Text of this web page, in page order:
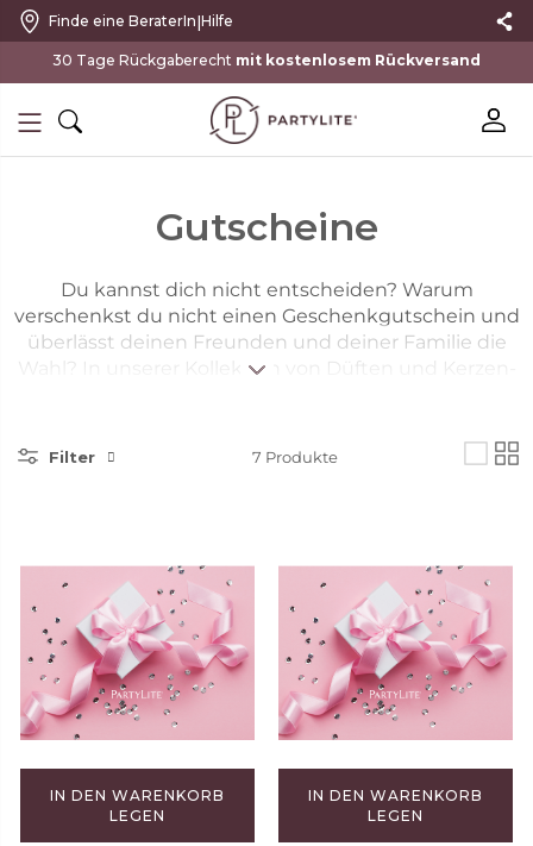
Finde eine BeraterIn|Hilfe
30 Tage Rückgaberecht mit kostenlosem Rückversand
Gutscheine
Du kannst dich nicht entscheiden? Warum
verschenkst du nicht einen Geschenkgutschein und
überlässt deinen Freunden und deiner Familie die
Wahl? In unserer Kollektion von Düften und Kerzen-
und Licht zu verbreiten.
Filter 7 Produkte
IN DEN WARENKORB
LEGEN
IN DEN WARENKORB
LEGEN